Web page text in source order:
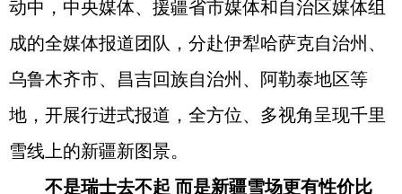
动中，中央媒体、援疆省市媒体和自治区媒体组
成的全媒体报道团队，分赴伊犁哈萨克自治州、
乌鲁木齐市、昌吉回族自治州、阿勒泰地区等
地，开展行进式报道，全方位、多视角呈现千里
雪线上的新疆新图景。
不是瑞士去不起 而是新疆雪场更有性价比